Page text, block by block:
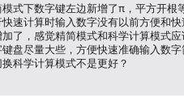
式下数字键左边新增了π，平方开根
速计算时输入数字没有以前方便和
了，感觉精简模式和科学计算模式
盘尽量大些，方便快速准确输入数
科学计算模式不是更好？